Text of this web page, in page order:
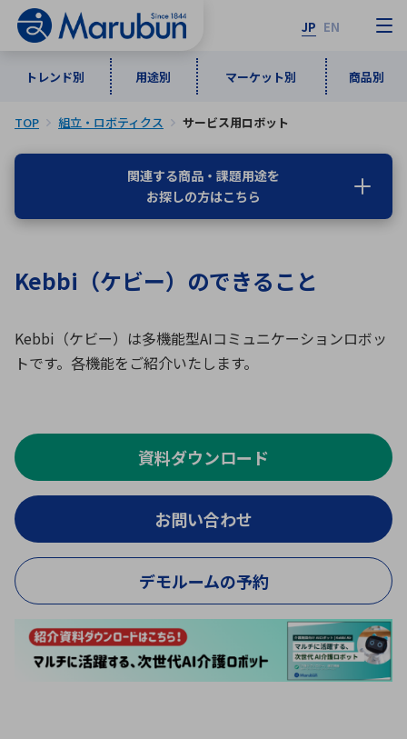
JP EN
トレンド別 用途別 マーケット別 商品別
トレンド別
インダストリアルDXソリューション
5G・Local 5G
ワイヤレス給電
ロボティクス（AI）
ミリ波レーダー
ブログ｜ここから始まる最新技術
用途別
通信・ネットワーク
監視・セキュリティ
計測・検出
品質管理・検査
製品製造・加工
レーダ・衛星通信
マーケット別
商品別
レーザー・光学部品
特定用途向け・その他 サービス
メーカ一覧
な行
は行 ま行
アルファベット順
F G
N O
Q
R S
T
V W
Y
Z
TOP 組立・ロボティクス サービス用ロボット
関連する商品・課題用途を
お探しの方はこちら
Kebbi（ケビー）のできること
Kebbi（ケビー）は多機能型AIコミュニケーションロボッ
トです。 各機能をご紹介いたします。
資料ダウンロード
お問い合わせ
デモルームの予約